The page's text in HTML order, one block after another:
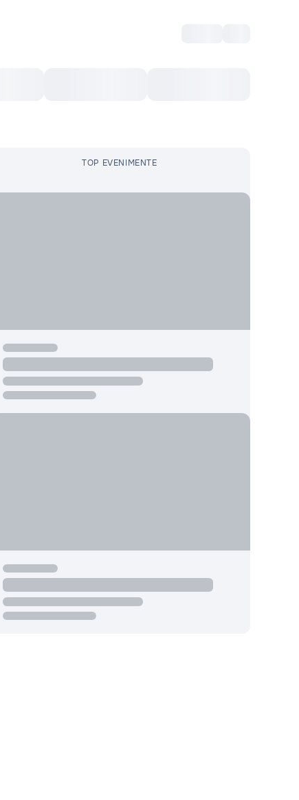
TOP EVENIMENTE